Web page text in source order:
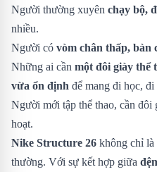
Người thường xuyên chạy bộ,
nhiều.
Người có vòm chân thấp, bàn
Những ai cần một đôi giày thể
vừa ổn định để mang đi học,
Người mới tập thể thao, cần đôi
hoạt.
Nike Structure 26 không chỉ là
thường. Với sự kết hợp giữa